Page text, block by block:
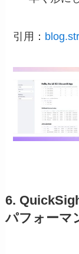
引用：
6.
パフォーマ